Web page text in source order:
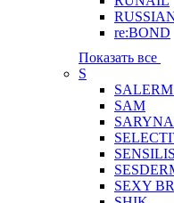
re:BOND
Показать все
S
SAM
SENSILIS
SEXY